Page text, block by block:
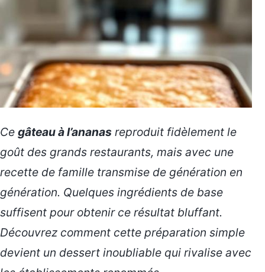
Ce gâteau à l’ananas reproduit fidèlement le
goût des grands restaurants, mais avec une
recette de famille transmise de génération en
génération. Quelques ingrédients de base
suffisent pour obtenir ce résultat bluffant.
Découvrez comment cette préparation simple
devient un dessert inoubliable qui rivalise avec